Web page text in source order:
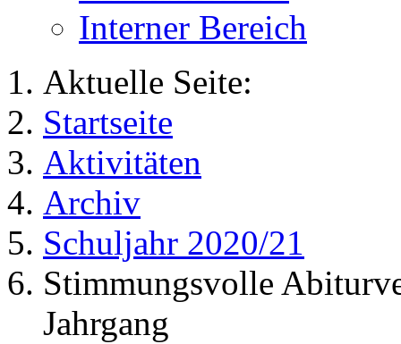
Interner Bereich
Aktuelle Seite:
Startseite
Aktivitäten
Archiv
Schuljahr 2020/21
Stimmungsvolle
Jahrgang